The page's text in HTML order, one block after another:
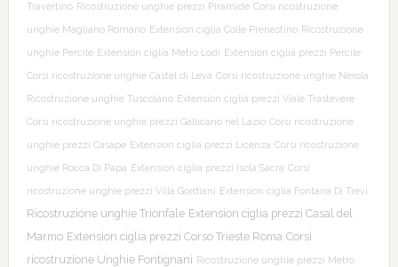
Travertino Ricostruzione unghie prezzi Piramide Corsi ricostruzione
unghie Magliano Romano Extension ciglia Colle Prenestino Ricostruzione
unghie Percile Extension ciglia Metro Lodi Extension ciglia prezzi Percile
Corsi ricostruzione unghie Castel di Leva Corsi ricostruzione unghie Nerola
Ricostruzione unghie Tuscolano Extension ciglia prezzi Viale Trastevere
Corsi ricostruzione unghie prezzi Gallicano nel Lazio Corsi ricostruzione
unghie prezzi Casape Extension ciglia prezzi Licenza Corsi ricostruzione
unghie Rocca Di Papa Extension ciglia prezzi Isola Sacra Corsi
ricostruzione unghie prezzi Villa Gordiani Extension ciglia Fontana Di Trevi
Ricostruzione unghie Trionfale Extension ciglia prezzi Casal del
Marmo Extension ciglia prezzi Corso Trieste Roma Corsi
ricostruzione Unghie Fontignani Ricostruzione unghie prezzi Metro